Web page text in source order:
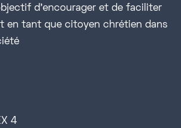
d’encourager et de faciliter
en tant que citoyen chrétien dans
4